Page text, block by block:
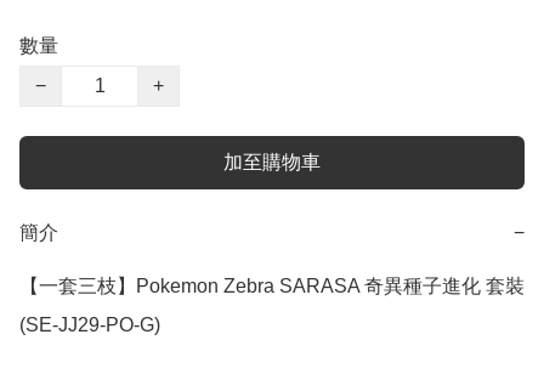
數量
−
+
加至購物車
簡介 −
【一套三枝】Pokemon Zebra SARASA 奇異種子進化 套裝
(SE-JJ29-PO-G)